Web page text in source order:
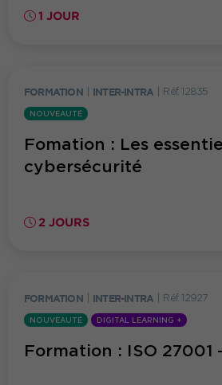
1 JOUR
FORMATION INTER-INTRA Réf. 12835
NOUVEAUTÉ
Fomation : Les
cybersécurité
2 JOURS
FORMATION INTER-INTRA Réf. 12927
NOUVEAUTÉ DIGITAL LEARNING +
Formation : ISO 27001